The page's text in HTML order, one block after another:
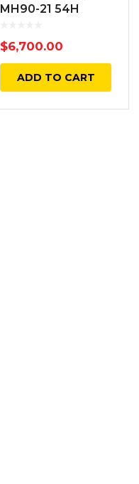
MH90-21 54H
RAYITA BLANCA
MWW BIAS TL
$6,700.00
ADD TO CART